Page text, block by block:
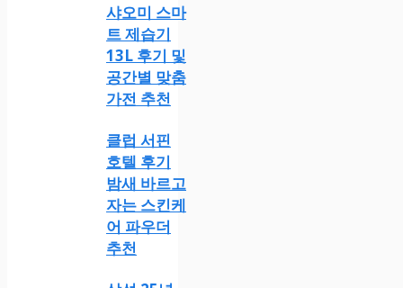
샤오미 스마
트 제습기
13L 후기 및
공간별 맞춤
가전 추천
클럽 서핀
호텔 후기
밤새 바르고
자는 스킨케
어 파우더
추천